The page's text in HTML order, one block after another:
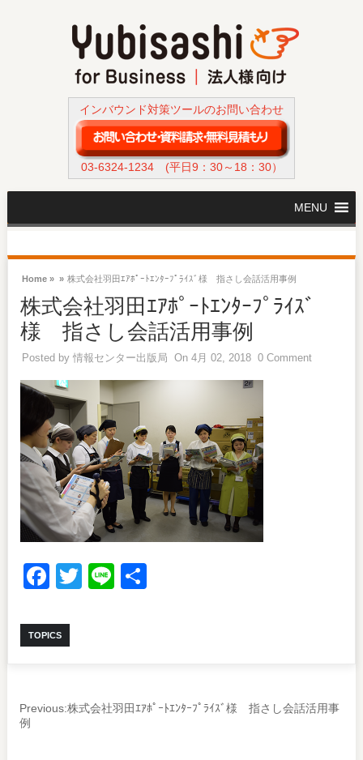
インバウンド対策ツールのお問い合わせ
03-6324-1234(平日9：30～18：30）
MENU
Home » » 株式会社羽田ｴｱﾎﾟｰﾄｴﾝﾀｰﾌﾟﾗｲｽﾞ様 指さし会話活用事例
株式会社羽田ｴｱﾎﾟｰﾄｴﾝﾀｰﾌﾟﾗｲｽﾞ
様 指さし会話活用事例
Posted by 情報センター出版局 On 4月 02, 2018 0 Comment
Facebook
Twitter
Line共
TOPICS
Previous:株式会社羽田ｴｱﾎﾟｰﾄｴﾝﾀｰﾌﾟﾗｲｽﾞ様 指さし会話活用事
例